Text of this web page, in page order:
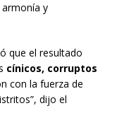
y
que el resultado
cínicos, corruptos
con la fuerza de
dijo el